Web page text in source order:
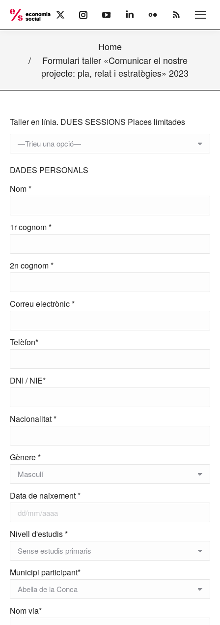
X
page
new
window
Instagram
page
new
window
YouTube
page
in
new
window
Linkedin
page
new
window
Flickr
page
new
window
Rss
page
new
window
Home
Formulari taller «Comunicar el nostre
projecte: pla, relat i estratègies» 2023
Taller en línia. DUES SESSIONS Places limitades
DADES PERSONALS
Nom *
1r cognom *
2n cognom *
Correu electrònic *
Telèfon*
DNI / NIE*
Nacionalitat *
Gènere *
Data de naixement *
Nivell d'estudis *
Municipi participant*
Nom via*